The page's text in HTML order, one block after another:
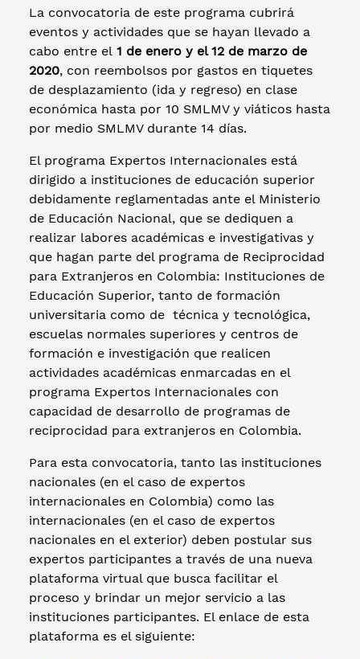
La convocatoria de este programa cubrirá
eventos y actividades que se hayan llevado a
cabo entre el 1 de enero y el 12 de marzo de
2020, con reembolsos por gastos en tiquetes
de desplazamiento (ida y regreso) en clase
económica hasta por 10 SMLMV y viáticos hasta
por medio SMLMV durante 14 días.
El programa Expertos Internacionales está
dirigido a instituciones de educación superior
debidamente reglamentadas ante el Ministerio
de Educación Nacional, que se dediquen a
realizar labores académicas e investigativas y
que hagan parte del programa de Reciprocidad
para Extranjeros en Colombia: Instituciones de
Educación Superior, tanto de formación
universitaria como de técnica y tecnológica,
escuelas normales superiores y centros de
formación e investigación que realicen
actividades académicas enmarcadas en el
programa Expertos Internacionales con
capacidad de desarrollo de programas de
reciprocidad para extranjeros en Colombia.
Para esta convocatoria, tanto las instituciones
nacionales (en el caso de expertos
internacionales en Colombia) como las
internacionales (en el caso de expertos
nacionales en el exterior) deben postular sus
expertos participantes a través de una nueva
plataforma virtual que busca facilitar el
proceso y brindar un mejor servicio a las
instituciones participantes. El enlace de esta
plataforma es el siguiente: